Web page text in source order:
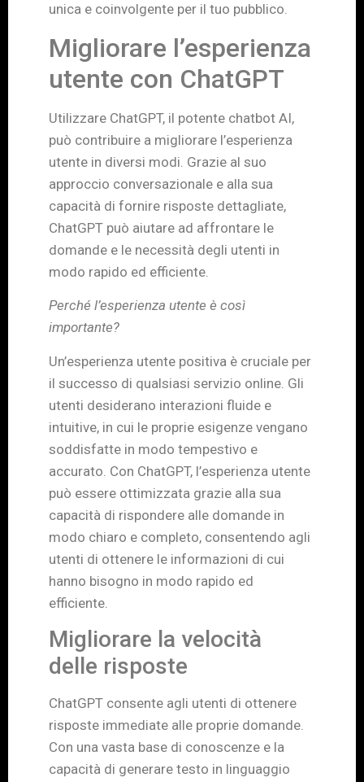
unica e coinvolgente per il tuo pubblico.
Migliorare l’esperienza
utente con ChatGPT
Utilizzare ChatGPT, il potente chatbot AI,
può contribuire a migliorare l’esperienza
utente in diversi modi. Grazie al suo
approccio conversazionale e alla sua
capacità di fornire risposte dettagliate,
ChatGPT può aiutare ad affrontare le
domande e le necessità degli utenti in
modo rapido ed efficiente.
Perché l’esperienza utente è così
importante?
Un’esperienza utente positiva è cruciale per
il successo di qualsiasi servizio online. Gli
utenti desiderano interazioni fluide e
intuitive, in cui le proprie esigenze vengano
soddisfatte in modo tempestivo e
accurato. Con ChatGPT, l’esperienza utente
può essere ottimizzata grazie alla sua
capacità di rispondere alle domande in
modo chiaro e completo, consentendo agli
utenti di ottenere le informazioni di cui
hanno bisogno in modo rapido ed
efficiente.
Migliorare la velocità
delle risposte
ChatGPT consente agli utenti di ottenere
risposte immediate alle proprie domande.
Con una vasta base di conoscenze e la
capacità di generare testo in linguaggio